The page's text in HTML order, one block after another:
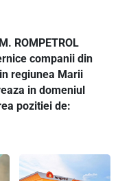
ROMPETROL
companii din
regiunea Marii
in domeniul
pozitiei de: